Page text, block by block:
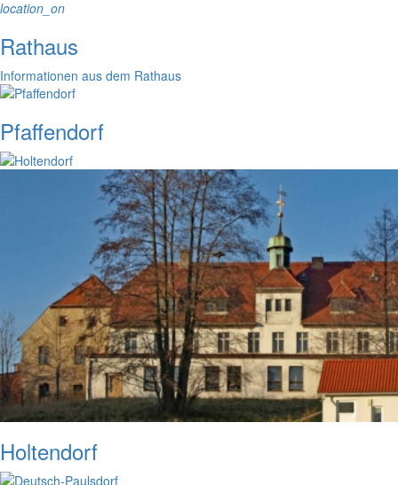
location_on
Rathaus
Informationen aus dem Rathaus
Pfaffendorf
Holtendorf